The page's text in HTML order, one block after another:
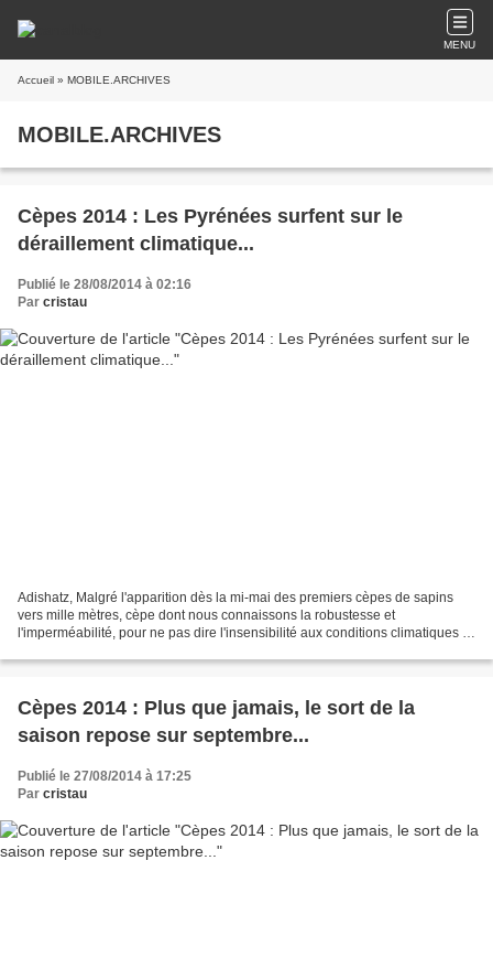
MENU
Accueil » MOBILE.ARCHIVES
MOBILE.ARCHIVES
Cèpes 2014 : Les Pyrénées surfent sur le
déraillement climatique...
Publié le 28/08/2014 à 02:16
Par cristau
Adishatz, Malgré l'apparition dès la mi-mai des premiers cèpes de sapins
vers mille mètres, cèpe dont nous connaissons la robustesse et
l'imperméabilité, pour ne pas dire l'insensibilité aux conditions climatiques et
Cèpes 2014 : Plus que jamais, le sort de la
saison repose sur septembre...
Publié le 27/08/2014 à 17:25
Par cristau